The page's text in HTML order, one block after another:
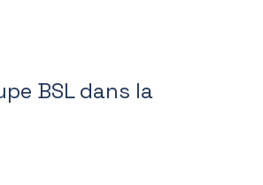
BSL dans la